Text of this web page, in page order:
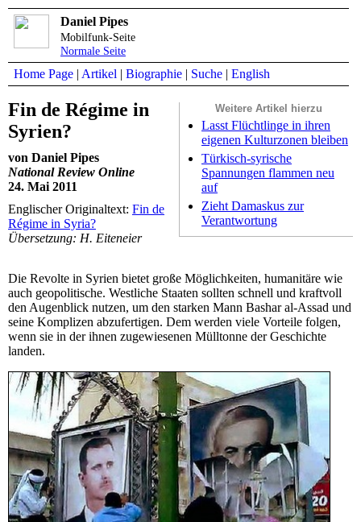
Daniel Pipes
Mobilfunk-Seite
Normale Seite
Home Page | Artikel | Biographie | Suche | English
Weitere Artikel hierzu
Lasst Flüchtlinge in ihren
eigenen Kulturzonen bleiben
Türkisch-syrische
Spannungen flammen neu
auf
Zieht Damaskus zur
Verantwortung
Fin de Régime in
Syrien?
von Daniel Pipes
National Review Online
24. Mai 2011
Englischer Originaltext: Fin de
Régime in Syria?
Übersetzung: H. Eiteneier
Die Revolte in Syrien bietet große Möglichkeiten, humanitäre wie
auch geopolitische. Westliche Staaten sollten schnell und kraftvoll
den Augenblick nutzen, um den starken Mann Bashar al-Assad und
seine Komplizen abzufertigen. Dem werden viele Vorteile folgen,
wenn sie in der ihnen zugewiesenen Mülltonne der Geschichte
landen.